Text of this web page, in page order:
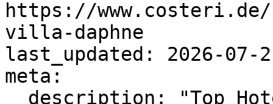
https://
villa-daphne
last_updated: 2026-07-
meta: